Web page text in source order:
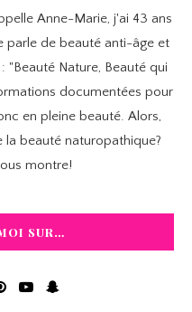
Anne-Marie, j'ai 43 ans
parle de beauté anti-âge et
"Beauté Nature, Beauté qui
documentées pour
en pleine beauté. Alors,
beauté naturopathique?
montre!
SUR…